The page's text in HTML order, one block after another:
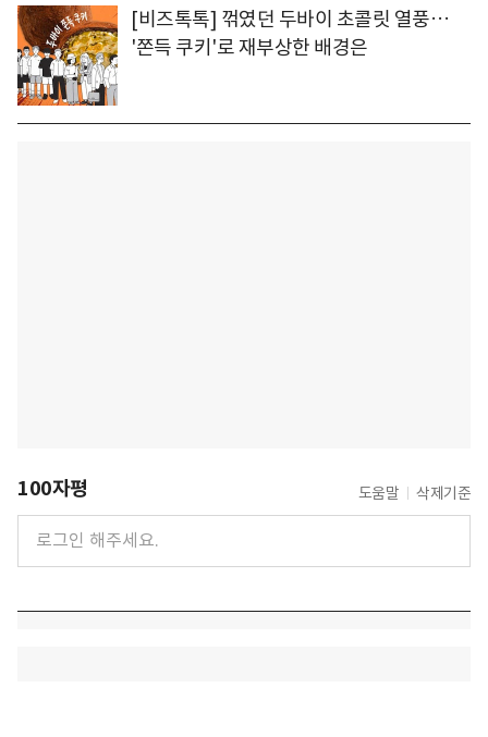
[비즈톡톡] 꺾였던 두바이 초콜릿 열풍…
'쫀득 쿠키'로 재부상한 배경은
100자평 도움말 삭제기준